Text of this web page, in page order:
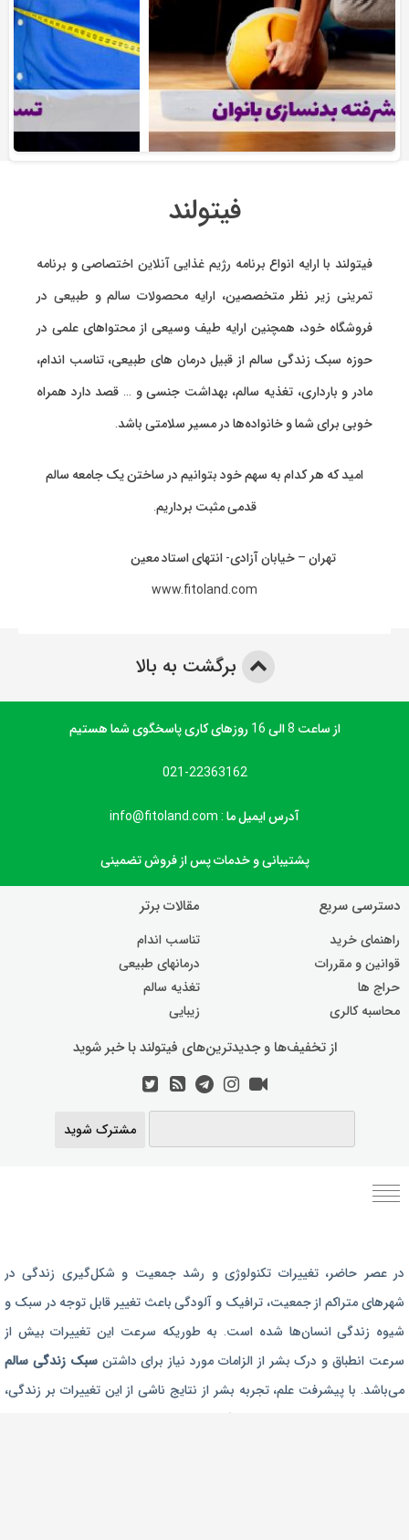
فیتولند
فیتولند با ارایه انواع برنامه رژیم غذایی آنلاین اختصاصیو برنامه
تمرینیزیر نظر متخصصین، ارایه محصولات سالم و طبیعی در
فروشگاه خود، همچنین ارایه طیف وسیعی از محتواهای علمی در
حوزه سبک زندگی سالم از قبیل درمان های طبیعی، تناسب اندام،
مادر و بارداری، تغذیه سالم، بهداشت جنسی و … قصد دارد همراه
خوبی برای شما و خانواده‌ها در مسیر سلامتی باشد.
امید که هر کدام به سهم خود بتوانیم در ساختن یک جامعه سالم
قدمی مثبت برداریم.
تهران – خیابان آزادی- انتهای استاد معین
www.fitoland.com
برگشت به بالا
از ساعت 8 الی 16 روزهای کاری پاسخگوی شما هستیم
021-22363162
آدرس ایمیل ما : info@fitoland.com
پشتیبانی و خدمات پس از فروش تضمینی
دسترسی سریع
راهنمای خرید
قوانین و مقررات
حراج ها
محاسبه کالری
مقالات برتر
تناسب اندام
درمانهای طبیعی
تغذیه سالم
زیبایی
از تخفیف‌ها و جدیدترین‌های فیتولند با خبر شوید
مشترک شوید
رژیم غذایی بارداری
برنامه رژیم درمانی
برنامه تمرین بدنسازی
برنامه تمرینی
در عصر حاضر،‌ تغییرات تکنولوژی و رشد جمعیت و شکل‌گیری زندگی‌ در
شهرهای متراکم از جمعیت، ترافیک و آلودگی باعث تغییر قابل توجه در سبک و
شیوه زندگی انسان‌ها شده است. به طوریکه سرعت این تغییرات بیش از
سرعت انطباق و درک بشر از الزامات مورد نیاز برای داشتنسبک زندگی سالم
می‌باشد. با پیشرفت علم، تجربه بشر از نتایج ناشی از این تغییرات بر زندگی،